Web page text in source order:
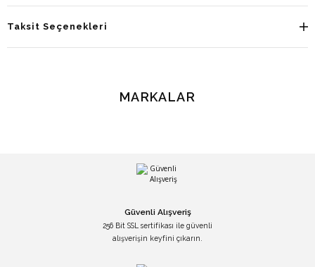
Taksit Seçenekleri
MARKALAR
Güvenli Alışveriş
256 Bit SSL sertifikası ile güvenli
alışverişin keyfini çıkarın.